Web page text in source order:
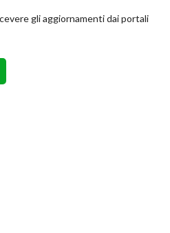
gli aggiornamenti dai portali